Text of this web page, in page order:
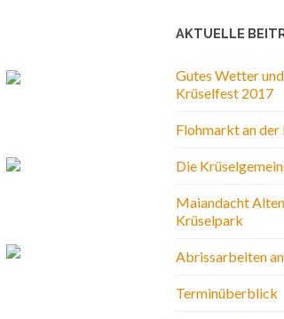
AKTUELLE
Gutes Wetter
Krüselfest 2017
Flohmarkt an der
Die
Maiandacht
Krüselpark
Abrissarbeiten
Terminüberblick